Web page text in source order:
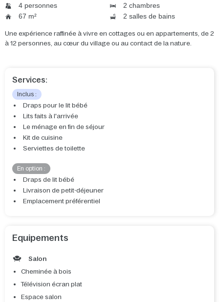
4 personnes
2 chambres
67 m²
2 salles de bains
Une expérience raffinée à vivre en cottages ou en appartements, de 2
à 12 personnes, au cœur du village ou au contact de la nature.
Services:
Inclus :
Draps pour le lit bébé
Lits faits à l'arrivée
Le ménage en fin de séjour
Kit de cuisine
Serviettes de toilette
En option :
Draps de lit bébé
Livraison de petit-déjeuner
Emplacement préférentiel
Equipements
Salon
Cheminée à bois
Télévision écran plat
Espace salon